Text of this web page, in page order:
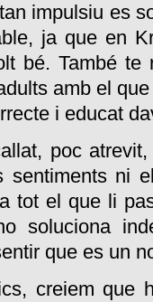
impulsiu es
ja que en
bé. També te
amb el
i educat
poc
sentiments ni
tot el que li
soluciona
que es un
creiem que